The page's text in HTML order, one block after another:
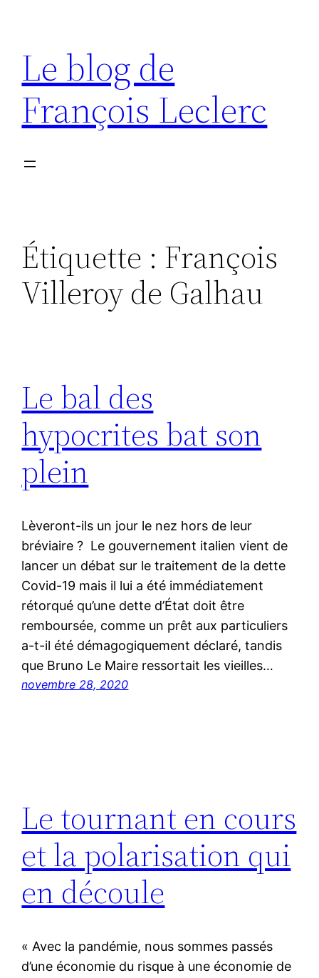
contenu
Le blog de
François Leclerc
Étiquette : François
Villeroy de Galhau
Le bal des
hypocrites bat son
plein
Lèveront-ils un jour le nez hors de leur
bréviaire ? Le gouvernement italien vient de
lancer un débat sur le traitement de la dette
Covid-19 mais il lui a été immédiatement
rétorqué qu’une dette d’État doit être
remboursée, comme un prêt aux particuliers
a-t-il été démagogiquement déclaré, tandis
que Bruno Le Maire ressortait les vieilles…
novembre 28, 2020
Le tournant en cours
et la polarisation qui
en découle
« Avec la pandémie, nous sommes passés
d’une économie du risque à une économie de